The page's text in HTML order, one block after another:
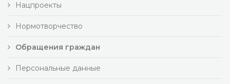
Нацпроекты
Нормотворчество
Обращения граждан
Персональные данные